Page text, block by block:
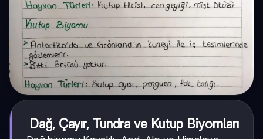
Dağ, Çayır, Tundra ve Kutup Biyomları